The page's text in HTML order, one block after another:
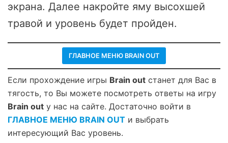
экрана. Далее накройте яму высохшей
травой и уровень будет пройден.
ГЛАВНОЕ МЕНЮ BRAIN OUT
Если прохождение игры Brain out станет для Вас в
тягость, то Вы можете посмотреть ответы на игру
Brain out у нас на сайте. Достаточно войти в
ГЛАВНОЕ МЕНЮ BRAIN OUT и выбрать
интересующий Вас уровень.